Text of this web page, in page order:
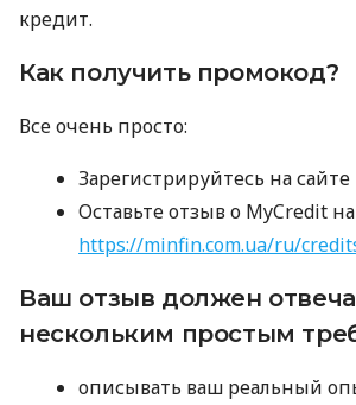
кредит.
Как получить промокод?
Все очень просто:
Зарегистрируйтесь на
Оставьте отзыв о MyCredit
https://minfin.com.ua/ru/
Ваш отзыв должен
нескольким простым
описывать ваш реальный